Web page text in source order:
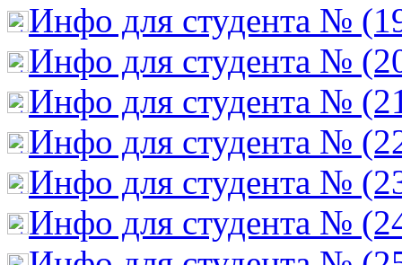
Инфо для студента №
Инфо для студента №
Инфо для студента №
Инфо для студента №
Инфо для студента №
Инфо для студента №